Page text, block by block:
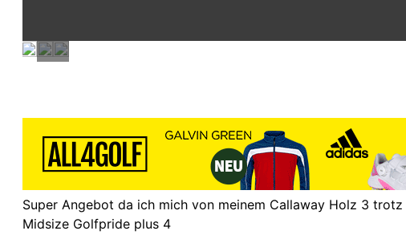
Super Angebot da ich mich von meinem Callaway Holz 3
Midsize Golfpride plus 4